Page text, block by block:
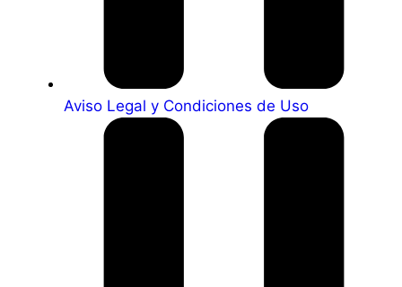
Aviso Legal y Condiciones de Uso